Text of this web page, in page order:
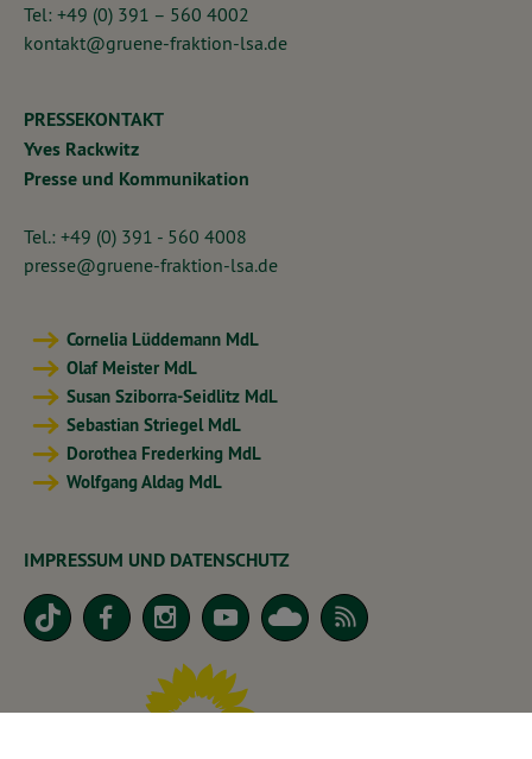
Tel: +49 (0) 391 – 560 4002
kontakt@gruene-fraktion-lsa.de
PRESSEKONTAKT
Yves Rackwitz
Presse und Kommunikation
Tel.: +49 (0) 391 - 560 4008
presse@gruene-fraktion-lsa.de
Cornelia Lüddemann MdL
Olaf Meister MdL
Susan Sziborra-Seidlitz MdL
Sebastian Striegel MdL
Dorothea Frederking MdL
Wolfgang Aldag MdL
IMPRESSUM UND DATENSCHUTZ